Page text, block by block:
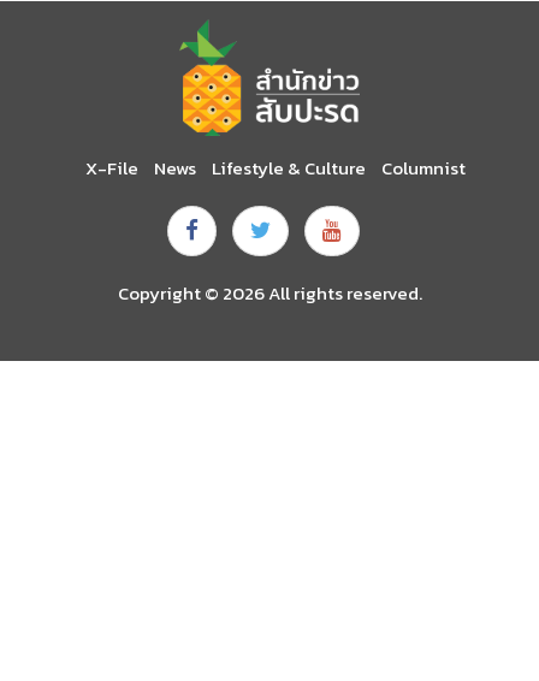
X-File News Lifestyle & Culture Columnist
Copyright © 2026 All rights reserved.